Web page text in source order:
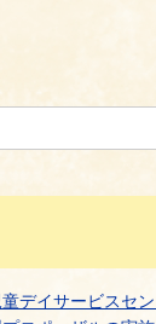
童デイサービスセ